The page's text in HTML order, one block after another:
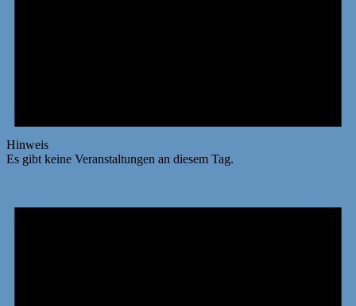
Hinweis
Es gibt keine Veranstaltungen an diesem Tag.